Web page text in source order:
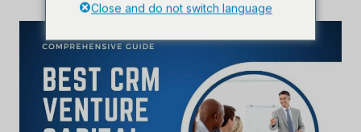
Close and do not switch language